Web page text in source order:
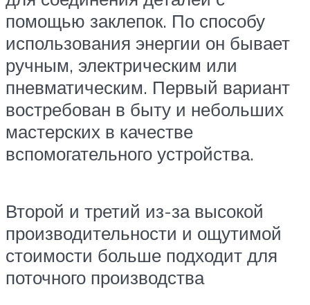
помощью заклепок. По способу
использования энергии он бывает
ручным, электрическим или
пневматическим. Первый вариант
востребован в быту и небольших
мастерских в качестве
вспомогательного устройства.
Второй и третий из-за высокой
производительности и ощутимой
стоимости больше подходит для
поточного производства